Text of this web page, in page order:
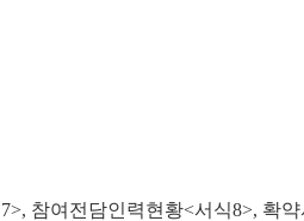
참여전담인력현황<서식8>, 확